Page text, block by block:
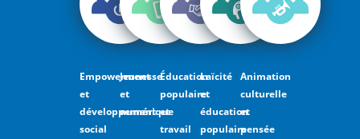
Empowerment
et
développement
social
Jeunesse
et
numérique
Éducation
populaire
et
travail
Laïcité
et
éducation
populaire
Animation
culturelle
et
pensée